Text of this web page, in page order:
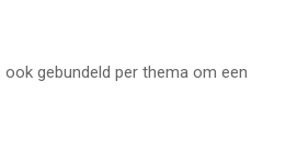
gebundeld per thema om een